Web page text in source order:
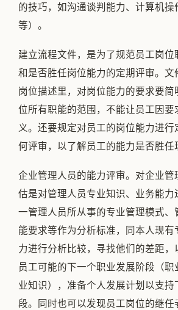
的技巧，如沟通谈判能力、计算机操
等）。
建立流程文件，是为了规范员工岗位
和是否胜任岗位能力的定期评审。文
岗位描述里，对岗位能力的要求要简
位所有职能的范围，不能让员工因要
义。还要规定对员工的岗位能力进行
何评审，以了解员工的能力是否胜任
企业管理人员的能力评审。对企业管
估是对管理人员专业知识、业务能力
一管理人员所从事的专业管理模式、
能要求等作为分析标准，同本人现有
力进行分析比较，寻找他们的差距，
员工可能的下一个职业发展阶段（职
业知识），准备个人发展计划以支持
段。同时也可以发现员工岗位的继任